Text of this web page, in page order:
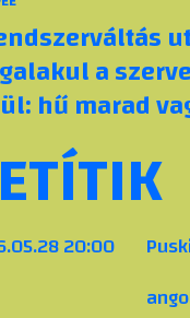
a
hű marad
20:00